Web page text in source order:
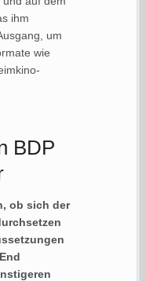
ihm
um
wie
BDP
ob sich der